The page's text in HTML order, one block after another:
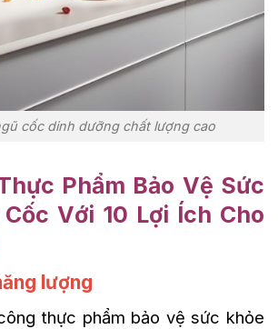
cốc dinh dưỡng chất lượng cao
Phẩm Bảo Vệ Sức
Với 10 Lợi Ích Cho
lượng
thực phẩm bảo vệ sức khỏe